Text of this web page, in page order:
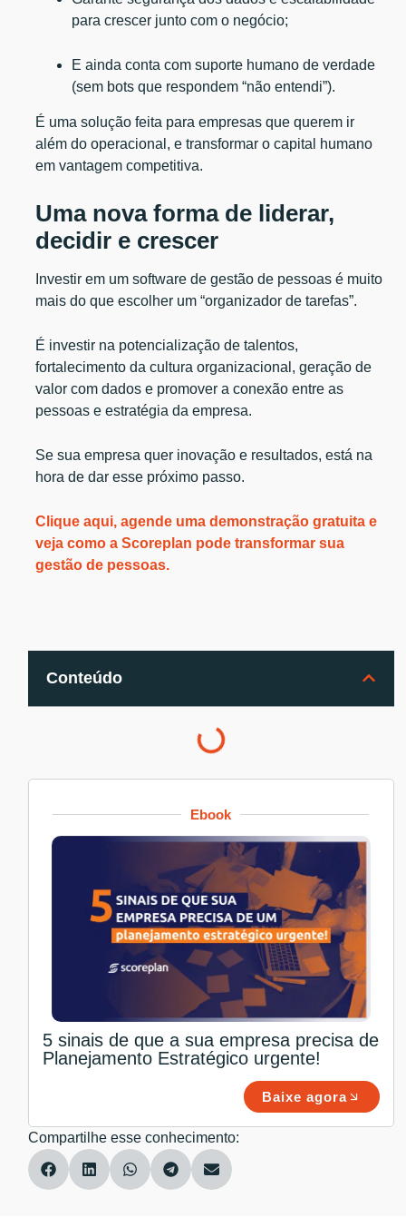
para crescer junto com o negócio;
E ainda conta com suporte humano de verdade
(sem bots que respondem “não entendi”).
É uma solução feita para empresas que querem ir
além do operacional, e transformar o capital humano
em vantagem competitiva.
Uma nova forma de liderar,
decidir e crescer
Investir em um software de gestão de pessoas é muito
mais do que escolher um “organizador de tarefas”.
É investir na potencialização de talentos,
fortalecimento da cultura organizacional, geração de
valor com dados e promover a conexão entre as
pessoas e estratégia da empresa.
Se sua empresa quer inovação e resultados, está na
hora de dar esse próximo passo.
Clique aqui, agende uma demonstração gratuita e
veja como a Scoreplan pode transformar sua
gestão de pessoas.
Conteúdo
Ebook
5 sinais de que a sua empresa precisa de
Planejamento Estratégico urgente!
Baixe agora
Compartilhe esse conhecimento: